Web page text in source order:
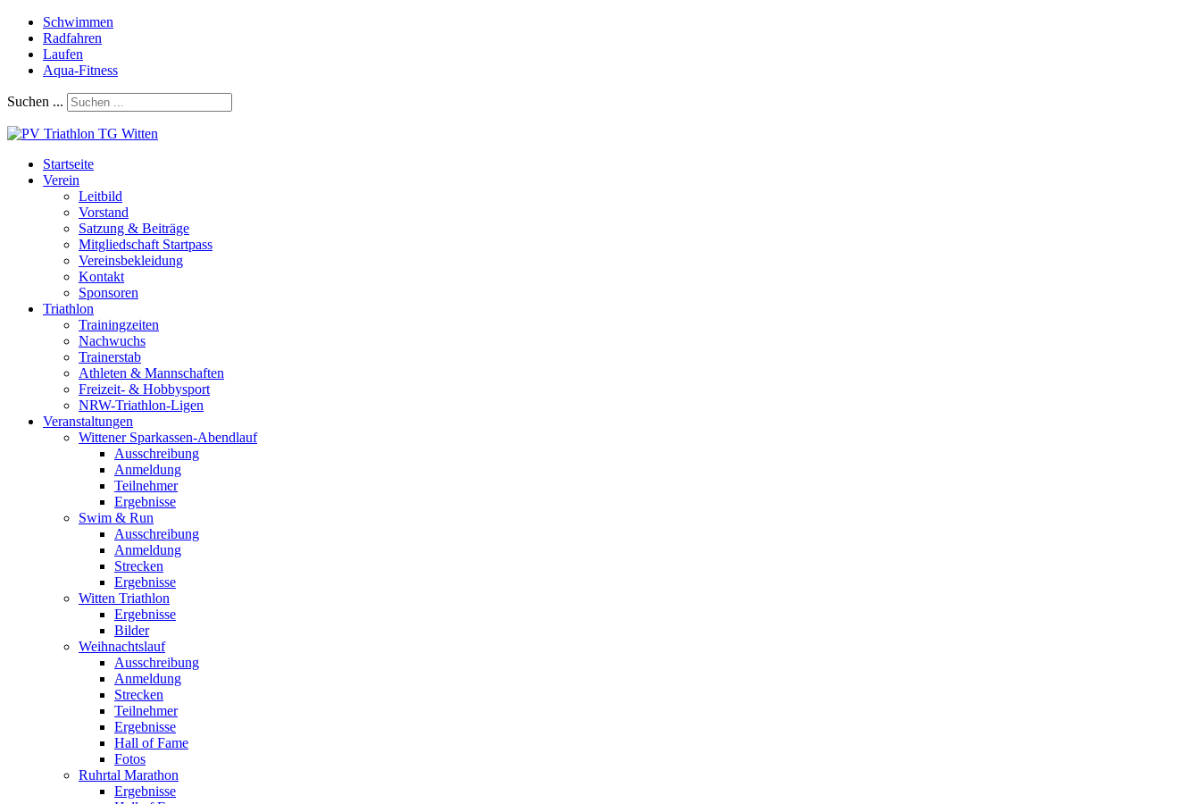
Schwimmen
Radfahren
Laufen
Aqua-Fitness
Suchen ...
Startseite
Verein
Leitbild
Vorstand
Satzung & Beiträge
Mitgliedschaft Startpass
Vereinsbekleidung
Kontakt
Sponsoren
Triathlon
Trainingzeiten
Nachwuchs
Trainerstab
Athleten & Mannschaften
Freizeit- & Hobbysport
NRW-Triathlon-Ligen
Veranstaltungen
Wittener Sparkassen-Abendlauf
Ausschreibung
Anmeldung
Teilnehmer
Ergebnisse
Swim & Run
Ausschreibung
Anmeldung
Strecken
Ergebnisse
Witten Triathlon
Ergebnisse
Bilder
Weihnachtslauf
Ausschreibung
Anmeldung
Strecken
Teilnehmer
Ergebnisse
Hall of Fame
Fotos
Ruhrtal Marathon
Ergebnisse